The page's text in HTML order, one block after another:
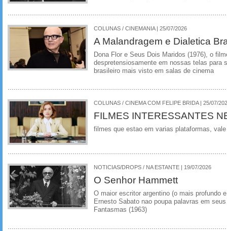
COLUNAS / CINEMANIA | 25/07/2026
A Malandragem e Dialetica
Dona Flor e Seus Dois Maridos (1976), o
despretensiosamente em nossas telas para
brasileiro mais visto em salas de cinema
COLUNAS / CINEMA COM FELIPE BRIDA | 25/07/
FILMES INTERESSANTES
filmes que estao em varias plataformas,
NOTICIAS/DROPS / NA ESTANTE | 19/07/2026
O Senhor Hammett
O maior escritor argentino (o mais profundo
Ernesto Sabato nao poupa palavras em
Fantasmas (1963)